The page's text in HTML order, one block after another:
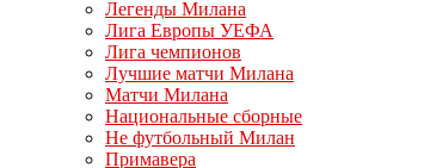
Легенды Милана
Лига Европы УЕФА
Лига чемпионов
Лучшие матчи Милана
Матчи Милана
Национальные сборные
Не футбольный Милан
Примавера